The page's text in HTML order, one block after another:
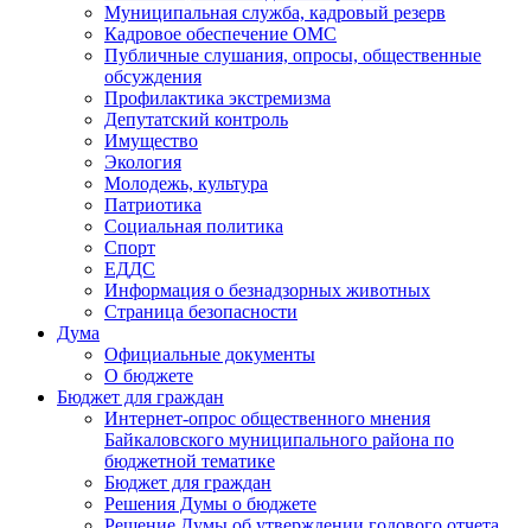
Муниципальная служба, кадровый резерв
Кадровое обеспечение ОМС
Публичные слушания, опросы, общественные
обсуждения
Профилактика экстремизма
Депутатский контроль
Имущество
Экология
Молодежь, культура
Патриотика
Социальная политика
Спорт
ЕДДС
Информация о безнадзорных животных
Страница безопасности
Дума
Официальные документы
О бюджете
Бюджет для граждан
Интернет-опрос общественного мнения
Байкаловского муниципального района по
бюджетной тематике
Бюджет для граждан
Решения Думы о бюджете